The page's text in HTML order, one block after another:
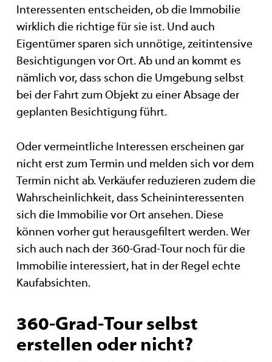
Interessenten entscheiden, ob die Immobilie
wirklich die richtige für sie ist. Und auch
Eigentümer sparen sich unnötige, zeitintensive
Besichtigungen vor Ort. Ab und an kommt es
nämlich vor, dass schon die Umgebung selbst
bei der Fahrt zum Objekt zu einer Absage der
geplanten Besichtigung führt.
Oder vermeintliche Interessen erscheinen gar
nicht erst zum Termin und melden sich vor dem
Termin nicht ab. Verkäufer reduzieren zudem die
Wahrscheinlichkeit, dass Scheininteressenten
sich die Immobilie vor Ort ansehen. Diese
können vorher gut herausgefiltert werden. Wer
sich auch nach der 360-Grad-Tour noch für die
Immobilie interessiert, hat in der Regel echte
Kaufabsichten.
360-Grad-Tour selbst
erstellen oder nicht?